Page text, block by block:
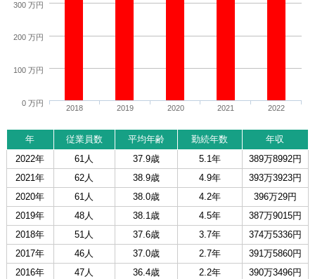
2018 2019 2020 2021 2022
0 万円
100 万円
200 万円
300 万円
年 従業員数 平均年齢 勤続年数
年収
2022年
61人 37.9歳 5.1年
389万8992円
2021年
62人 38.9歳 4.9年
393万3923円
2020年
61人 38.0歳 4.2年
396万29円
2019年
48人 38.1歳 4.5年
387万9015円
2018年
51人 37.6歳 3.7年
374万5336円
2017年
46人 37.0歳 2.7年
391万5860円
2016年
47人 36.4歳 2.2年
390万3496円